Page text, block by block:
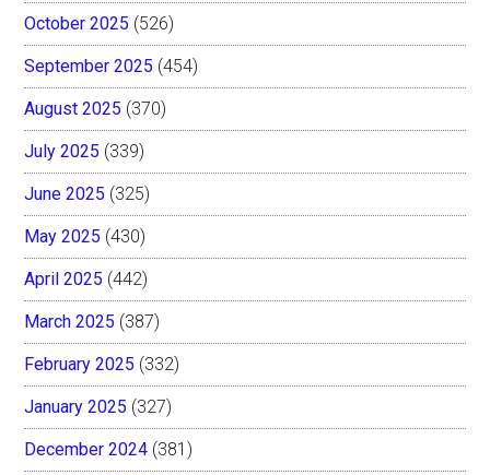
October 2025 (526)
September 2025 (454)
August 2025 (370)
July 2025 (339)
June 2025 (325)
May 2025 (430)
April 2025 (442)
March 2025 (387)
February 2025 (332)
January 2025 (327)
December 2024 (381)